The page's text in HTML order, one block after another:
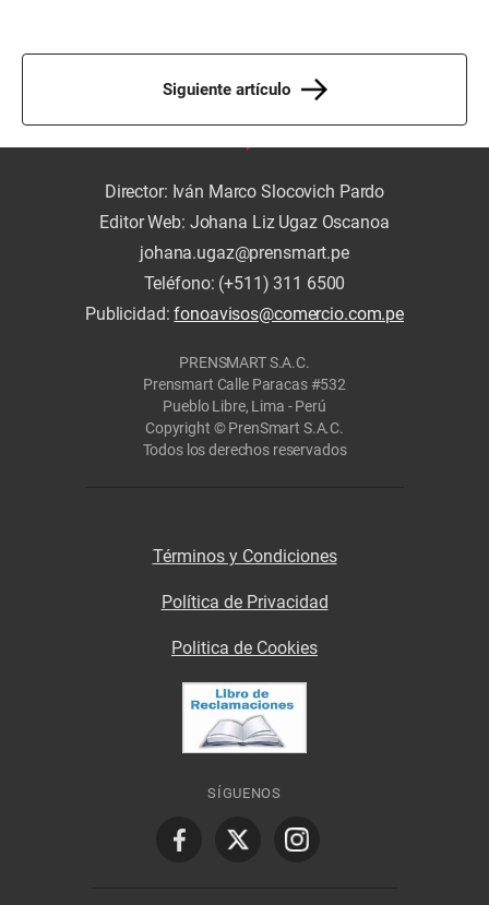
Siguiente artículo
Director: Iván Marco Slocovich Pardo
Editor Web: Johana Liz Ugaz Oscanoa
johana.ugaz@prensmart.pe
Teléfono: (+511) 311 6500
Publicidad:fonoavisos@comercio.com.pe
PRENSMART S.A.C.
Prensmart Calle Paracas #532
Pueblo Libre, Lima - Perú
Copyright © PrenSmart S.A.C.
Todos los derechos reservados
Términos y Condiciones
Política de Privacidad
Politica de Cookies
SÍGUENOS